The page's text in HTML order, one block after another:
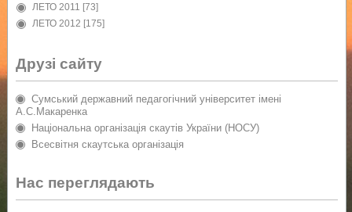
ЛЕТО 2011 [73]
ЛЕТО 2012 [175]
Друзі сайту
Сумський державний педагогічний університет імені
А.С.Макаренка
Національна організація скаутів України (НОСУ)
Всесвітня скаутська організація
Нас переглядають